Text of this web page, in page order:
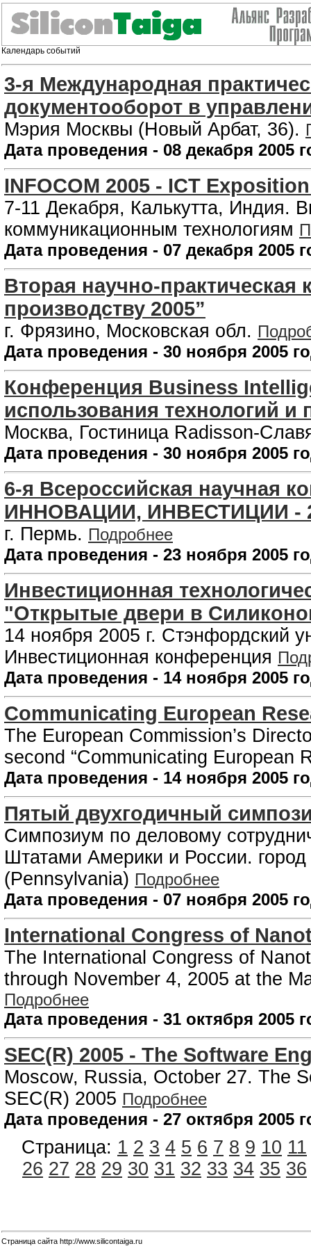
Календарь событий
3-я Международная
документооборот в
Мэрия Москвы (Новый Арбат, 36).
Дата проведения - 08 декабря 2005
INFOCOM 2005 - ICT
7-11 Декабря, Калькутта, Индия.
коммуникационным технологиям
Дата проведения - 07 декабря 2005
Вторая научно-
производству 2005”
г. Фрязино, Московская обл.
Дата проведения - 30 ноября 2005
Конференция Business
использования технологий и
Москва, Гостиница Radisson-
Дата проведения - 30 ноября 2005
6-я Всероссийская
ИННОВАЦИИ, ИНВЕСТИЦИИ -
г. Пермь. Подробнее
Дата проведения - 23 ноября 2005
Инвестиционная
"Открытые двери в
14 ноября 2005 г. Стэнфордский
Инвестиционная конференция
Дата проведения - 14 ноября 2005
Communicating European
The European Commission’s
second “Communicating European
Дата проведения - 14 ноября 2005
Пятый двухгодичный
Симпозиум по деловому
Штатами Америки и России.
(Pennsylvania) Подробнее
Дата проведения - 07 ноября 2005
International Congress of
The International Congress of
through November 4, 2005 at the
Подробнее
Дата проведения - 31 октября 2005
SEC(R) 2005 - The Software
Moscow, Russia, October 27. The
SEC(R) 2005 Подробнее
Дата проведения - 27 октября 2005
Страница: 1 2 3 4 5 6 7 8 9 10 11
26 27 28 29 30 31 32 33 34 35 36
Страница сайта http://www.silicontaiga.ru